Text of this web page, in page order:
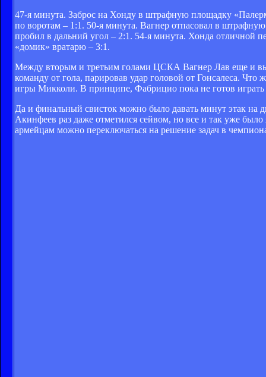
47-я минута. Заброс на Хонду в штрафную площадку
по воротам – 1:1. 50-я минута. Вагнер отпасовал в
пробил в дальний угол – 2:1. 54-я минута. Хонда отличной
«домик» вратарю – 3:1.
Между вторым и третьим голами ЦСКА Вагнер Лав еще и
команду от гола, парировав удар головой от Гонсалеса. Что
игры Микколи. В принципе, Фабрицио пока не готов играть
Да и финальный свисток можно было давать минут этак на
Акинфеев раз даже отметился сейвом, но все и так уже
армейцам можно переключаться на решение задач в